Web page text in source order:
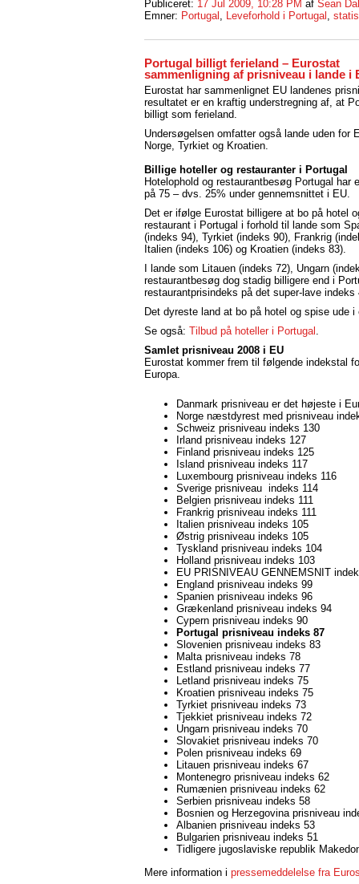
Publiceret: 17 Jul 2009, 10:28 PM af Sean
Emner: Portugal , Leveforhold i Portugal ,
Portugal billigt ferieland – Eurostat
sammenligning af prisniveau i lande i
Eurostat har sammenlignet EU landenes
resultatet er en kraftig understregning af, at
billigt som ferieland.
Undersøgelsen omfatter også lande uden for
Norge, Tyrkiet og Kroatien.
Billige hoteller og restauranter i Portugal
Hotelophold og restaurantbesøg Portugal har
på 75 – dvs. 25% under gennemsnittet i EU.
Det er ifølge Eurostat billigere at bo på hotel
restaurant i Portugal i forhold til lande som
(indeks 94), Tyrkiet (indeks 90), Frankrig
Italien (indeks 106) og Kroatien (indeks 83).
I lande som Litauen (indeks 72), Ungarn
restaurantbesøg dog stadig billigere end i
restaurantprisindeks på det super-lave indeks
Det dyreste land at bo på hotel og spise ude
Se også: Tilbud på hoteller i Portugal
Samlet prisniveau 2008 i EU
Eurostat kommer frem til følgende indekstal
Europa.
Danmark prisniveau er det højeste i
Norge næstdyrest med prisniveau
Schweiz prisniveau indeks 130
Irland prisniveau indeks 127
Finland prisniveau indeks 125
Island prisniveau indeks 117
Luxembourg prisniveau indeks 116
Sverige prisniveau indeks 114
Belgien prisniveau indeks 111
Frankrig prisniveau indeks 111
Italien prisniveau indeks 105
Østrig prisniveau indeks 105
Tyskland prisniveau indeks 104
Holland prisniveau indeks 103
EU PRISNIVEAU GENNEMSNIT
England prisniveau indeks 99
Spanien prisniveau indeks 96
Grækenland prisniveau indeks 94
Cypern prisniveau indeks 90
Portugal prisniveau indeks 87
Slovenien prisniveau indeks 83
Malta prisniveau indeks 78
Estland prisniveau indeks 77
Letland prisniveau indeks 75
Kroatien prisniveau indeks 75
Tyrkiet prisniveau indeks 73
Tjekkiet prisniveau indeks 72
Ungarn prisniveau indeks 70
Slovakiet prisniveau indeks 70
Polen prisniveau indeks 69
Litauen prisniveau indeks 67
Montenegro prisniveau indeks 62
Rumænien prisniveau indeks 62
Serbien prisniveau indeks 58
Bosnien og Herzegovina prisniveau
Albanien prisniveau indeks 53
Bulgarien prisniveau indeks 51
Tidligere jugoslaviske republik
Mere information i pressemeddelelse fra